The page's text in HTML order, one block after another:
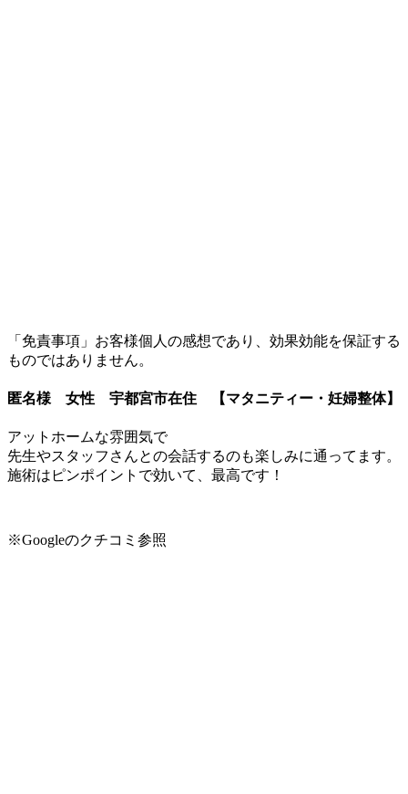
「免責事項」お客様個人の感想であり、効果効能を保証する
ものではありません。
匿名様 女性 宇都宮市在住 【マタニティー・妊婦整体】
アットホームな雰囲気で
先生やスタッフさんとの会話するのも楽しみに通ってます。
施術はピンポイントで効いて、最高です！
※Googleのクチコミ参照